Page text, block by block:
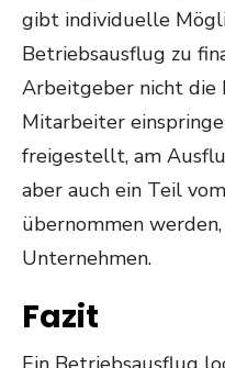
gibt individuelle
Betriebsausflug zu
Arbeitgeber nicht die
Mitarbeiter
freigestellt, am
aber auch ein Teil
übernommen
Unternehmen.
Fazit